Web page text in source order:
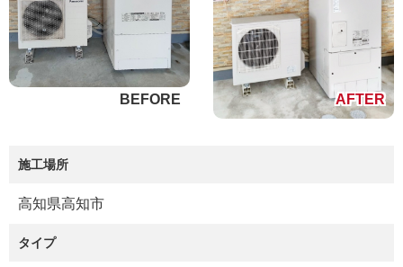
施工場所
高知県高知市
タイプ